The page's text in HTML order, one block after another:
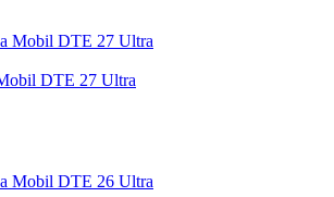
DTE 27 Ultra